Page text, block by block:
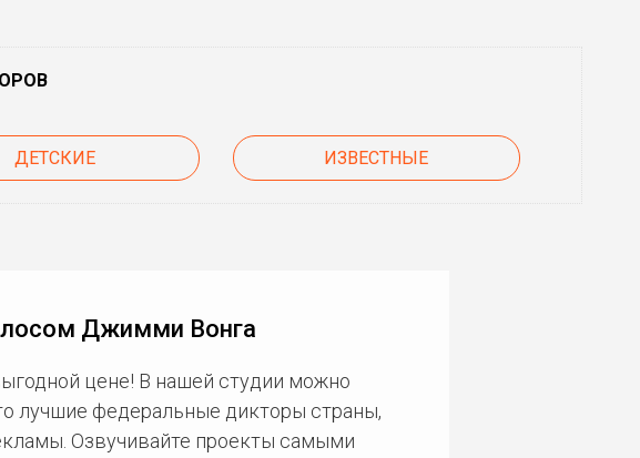
ДЕТСКИЕ ИЗВЕСТНЫЕ
Джимми Вонга
цене! В нашей студии можно
лучшие федеральные дикторы страны,
Озвучивайте проекты самыми